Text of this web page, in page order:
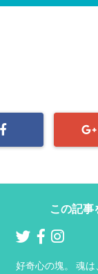
この記
好奇心の塊。 魂